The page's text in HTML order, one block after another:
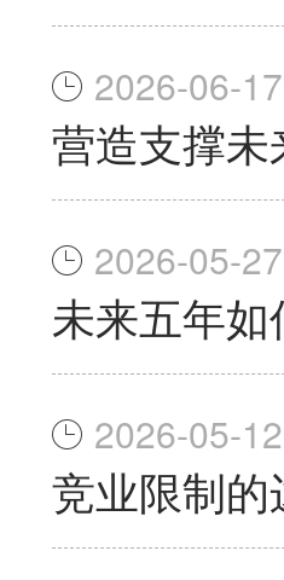
2026-06-17
营造支撑
2026-05-27
未来五年
2026-05-12
竞业限制